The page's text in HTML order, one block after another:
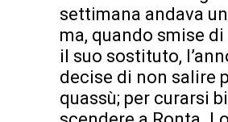
settimana andava
ma, quando smise
il suo sostituto,
decise di non salire
quassù; per curarsi